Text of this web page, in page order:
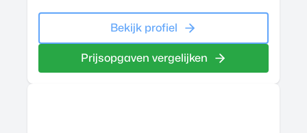
Bekijk profiel
Prijsopgaven vergelijken